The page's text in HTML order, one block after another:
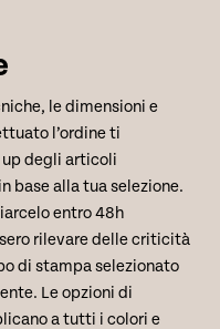
le dimensioni e
l’ordine ti
up degli articoli
base alla tua selezione.
entro 48h
rilevare delle criticità
di stampa selezionato
Le opzioni di
a tutti i colori e